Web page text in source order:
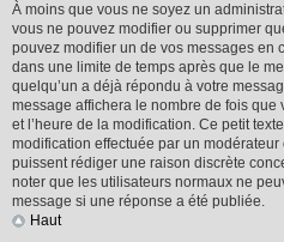
À moins que vous ne soyez un
vous ne pouvez modifier ou supprimer
pouvez modifier un de vos messages en
dans une limite de temps après que le
quelqu’un a déjà répondu à votre
message affichera le nombre de fois que
et l’heure de la modification. Ce petit
modification effectuée par un modérateur
puissent rédiger une raison discrète
noter que les utilisateurs normaux ne
message si une réponse a été publiée.
Haut